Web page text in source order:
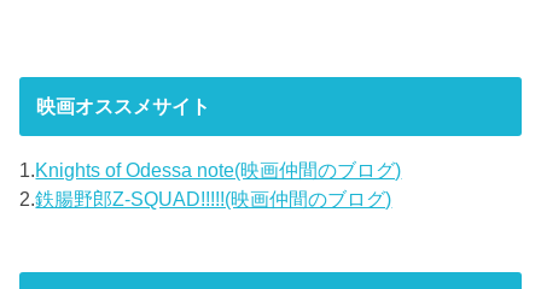
映画オススメサイト
1.Knights of Odessa note(映画仲間のブログ)
2.鉄腸野郎Z-SQUAD!!!!!(映画仲間のブログ)